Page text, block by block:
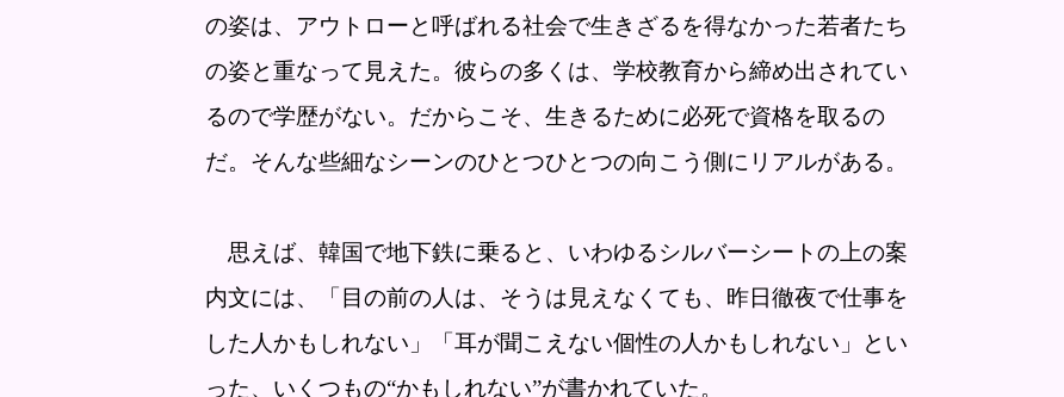
の姿は、アウトローと呼ばれる社会で生きざるを得なかった若者たち
の姿と重なって見えた。彼らの多くは、学校教育から締め出されてい
るので学歴がない。だからこそ、生きるために必死で資格を取るの
だ。そんな些細なシーンのひとつひとつの向こう側にリアルがある。
思えば、韓国で地下鉄に乗ると、いわゆるシルバーシートの上の案
内文には、「目の前の人は、そうは見えなくても、昨日徹夜で仕事を
した人かもしれない」「耳が聞こえない個性の人かもしれない」とい
った、いくつもの“かもしれない”が書かれていた。